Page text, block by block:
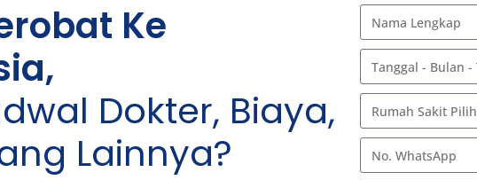
Ke
Dokter, Biaya,
Lainnya?